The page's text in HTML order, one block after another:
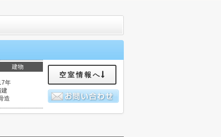
建物
年
建
造
空室情報へ